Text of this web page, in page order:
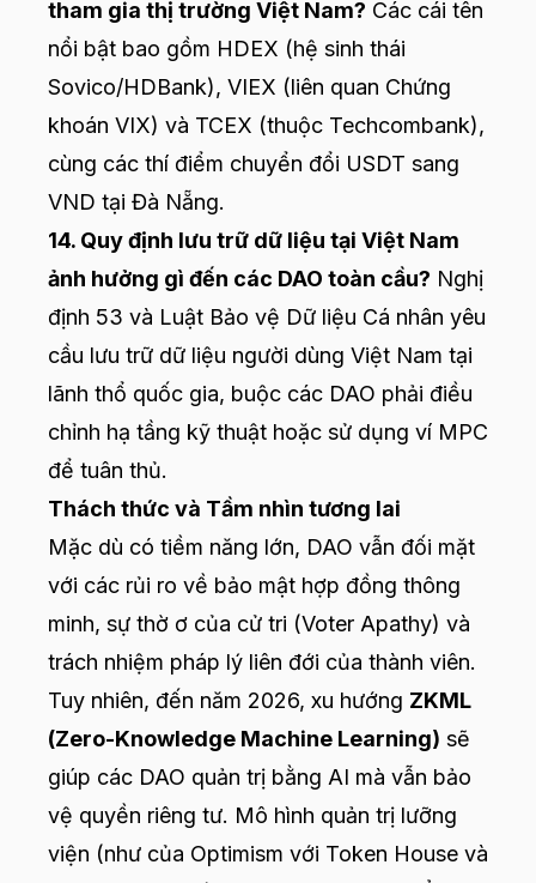
tham gia thị trường Việt Nam? Các cái tên
nổi bật bao gồm HDEX (hệ sinh thái
Sovico/HDBank), VIEX (liên quan Chứng
khoán VIX) và TCEX (thuộc Techcombank),
cùng các thí điểm chuyển đổi USDT sang
VND tại Đà Nẵng.
14. Quy định lưu trữ dữ liệu tại Việt Nam
ảnh hưởng gì đến các DAO toàn cầu? Nghị
định 53 và Luật Bảo vệ Dữ liệu Cá nhân yêu
cầu lưu trữ dữ liệu người dùng Việt Nam tại
lãnh thổ quốc gia, buộc các DAO phải điều
chỉnh hạ tầng kỹ thuật hoặc sử dụng ví MPC
để tuân thủ.
Thách thức và Tầm nhìn tương lai
Mặc dù có tiềm năng lớn, DAO vẫn đối mặt
với các rủi ro về bảo mật hợp đồng thông
minh, sự thờ ơ của cử tri (Voter Apathy) và
trách nhiệm pháp lý liên đới của thành viên.
Tuy nhiên, đến năm 2026, xu hướng ZKML
(Zero-Knowledge Machine Learning) sẽ
giúp các DAO quản trị bằng AI mà vẫn bảo
vệ quyền riêng tư. Mô hình quản trị lưỡng
viện (như của Optimism với Token House và